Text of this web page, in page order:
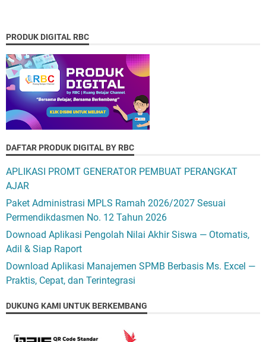
PRODUK DIGITAL RBC
DAFTAR PRODUK DIGITAL BY RBC
APLIKASI PROMT GENERATOR PEMBUAT PERANGKAT
AJAR
Paket Administrasi MPLS Ramah 2026/2027 Sesuai
Permendikdasmen No. 12 Tahun 2026
Downoad Aplikasi Pengolah Nilai Akhir Siswa — Otomatis,
Adil & Siap Raport
Download Aplikasi Manajemen SPMB Berbasis Ms. Excel —
Praktis, Cepat, dan Terintegrasi
DUKUNG KAMI UNTUK BERKEMBANG